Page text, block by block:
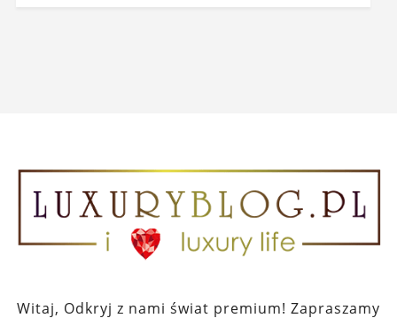
Witaj, Odkryj z nami świat premium! Zapraszamy